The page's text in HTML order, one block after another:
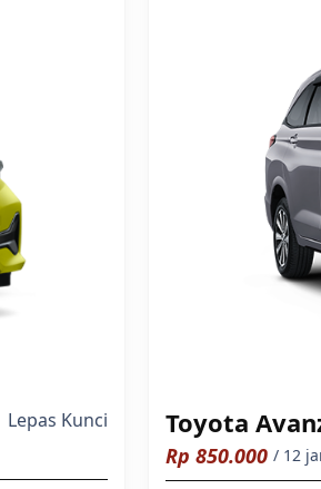
Lepas Kunci Toyota
Rp 850.000 / 12